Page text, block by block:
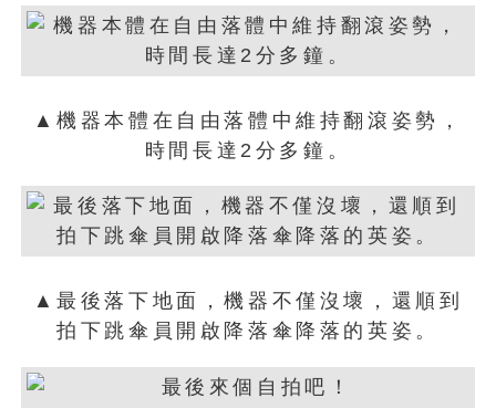
▲機器本體在自由落體中維持翻滾姿勢，
時間長達2分多鐘。
▲最後落下地面，機器不僅沒壞，還順到
拍下跳傘員開啟降落傘降落的英姿。